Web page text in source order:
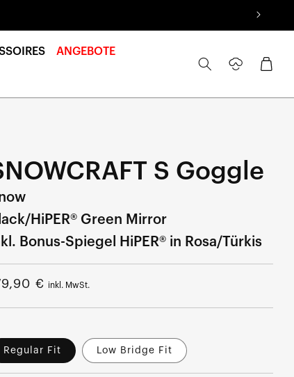
ANGEBOTE
AnmeldenWarenkorb
S Goggle
HiPER® Green Mirror
Bonus-Spiegel HiPER® in Rosa/Türkis
€ inkl. MwSt.
Regular Fit Low Bridge Fit